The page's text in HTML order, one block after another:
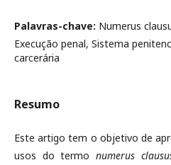
Palavras-chave: Numerus
Execução penal, Sistema
carcerária
Resumo
Este artigo tem o objetivo de
usos do termo numerus